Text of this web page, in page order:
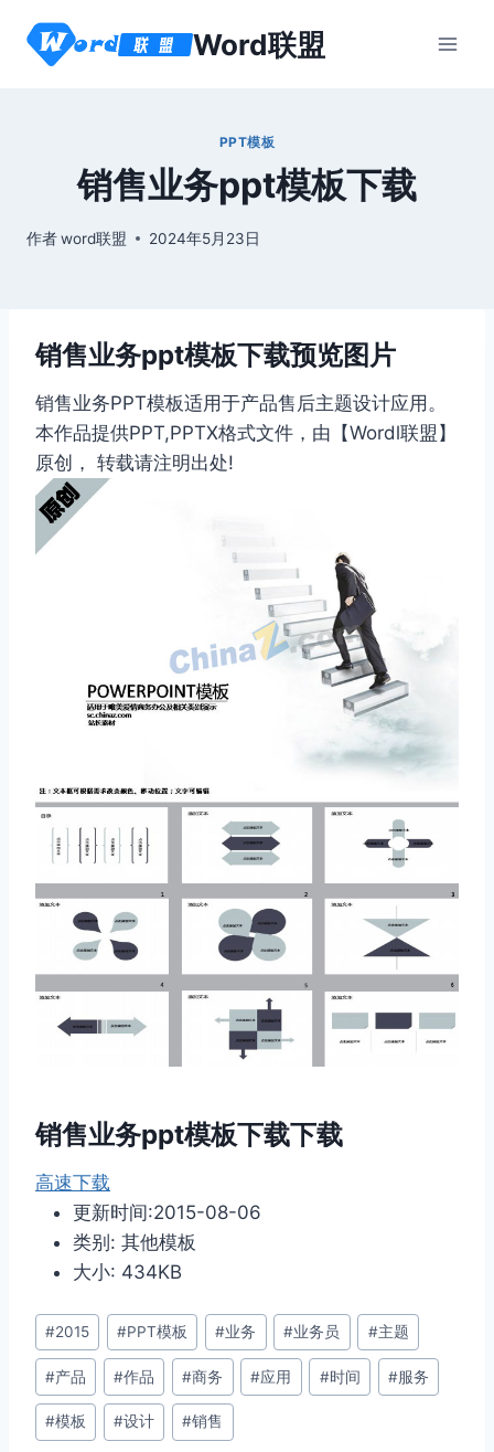
Word联盟
PPT模板
销售业务ppt模板下载
作者word联盟 2024年5月23日
销售业务ppt模板下载预览图片
销售业务PPT模板适用于产品售后主题设计应用。
本作品提供PPT,PPTX格式文件，由【Wordl联盟】
原创， 转载请注明出处!
销售业务ppt模板下载下载
高速下载
更新时间:2015-08-06
类别: 其他模板
大小: 434KB
文
章
标
签：
#2015 #PPT模板 #业务 #业务员 #主题
#产品 #作品 #商务 #应用 #时间 #服务
#模板 #设计 #销售